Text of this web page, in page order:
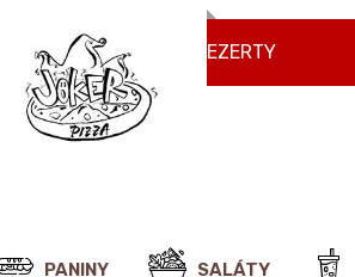
NÁPOJE ZMRZLINY DEZERTY
PANINY SALÁTY